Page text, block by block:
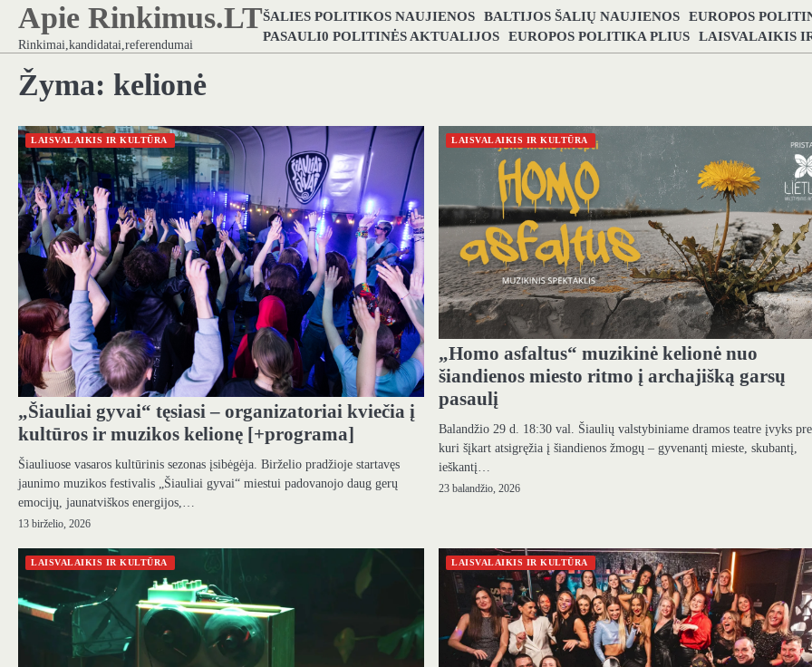
Skip
content
Apie Rinkimus.LT
Rinkimai,kandidatai,referendumai
ŠALIES POLITIKOS NAUJIENOS BALTIJOS ŠALIŲ NAUJIENOS EUROPOS
PASAULI0 POLITINĖS AKTUALIJOS EUROPOS POLITIKA PLIUS LAISVALAIKIS
Žyma: kelionė
LAISVALAIKIS IR KULTŪRA
„Šiauliai gyvai“ tęsiasi – organizatoriai kviečia į
kultūros ir muzikos kelionę [+programa]
Šiauliuose vasaros kultūrinis sezonas įsibėgėja. Birželio pradžioje startavęs
jaunimo muzikos festivalis „Šiauliai gyvai“ miestui padovanojo daug gerų
emocijų, jaunatviškos energijos,…
13 birželio, 2026
LAISVALAIKIS IR KULTŪRA
„Homo asfaltus“ muzikinė kelionė nuo
šiandienos miesto ritmo į archajišką garsų
pasaulį
Balandžio 29 d. 18:30 val. Šiaulių valstybiniame dramos teatre įvyks
kuri šįkart atsigręžia į šiandienos žmogų – gyvenantį mieste, skubantį,
ieškantį…
23 balandžio, 2026
LAISVALAIKIS IR KULTŪRA LAISVALAIKIS IR KULTŪRA